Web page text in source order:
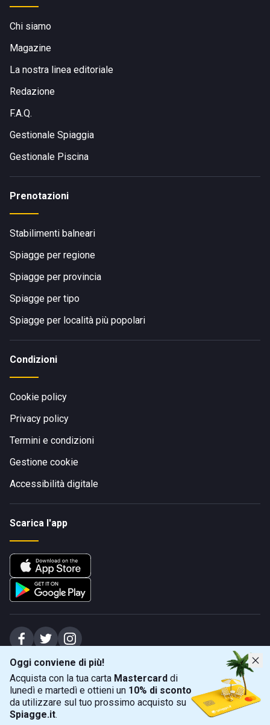
Oggi conviene di più!
Acquista con la tua carta Mastercard di
lunedì e martedì e ottieni un 10% di sconto
da utilizzare sul tuo prossimo acquisto su
Spiagge.it.
Chi siamo
Magazine
La nostra linea editoriale
Redazione
F.A.Q.
Gestionale Spiaggia
Gestionale Piscina
Prenotazioni
Stabilimenti balneari
Spiagge per regione
Spiagge per provincia
Spiagge per tipo
Spiagge per località più popolari
Condizioni
Cookie policy
Privacy policy
Termini e condizioni
Gestione cookie
Accessibilità digitale
Scarica l'app
Spiagge Srl - Sede legale: Via Marecchiese 48, 47923 Rimini (RN), IT -
capitale sociale Euro 31245,57 - Iscritta al registro delle imprese di Rimini
Sede operativa: Via Flaminia 180, 47924 Rimini (RN), IT
+39 0541 772375
info@spiagge.it - p.i./c.f. 04536640404